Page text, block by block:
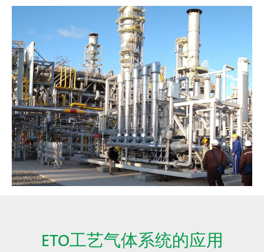
ETO工艺气体系统的应用